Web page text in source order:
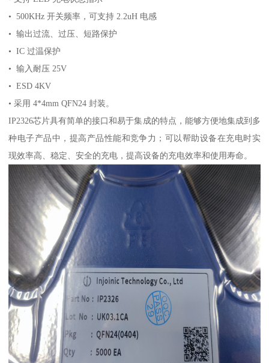
• 500KHz 开关频率，可支持 2.2uH 电感
• 输出过流、过压、短路保护
• IC 过温保护
• 输入耐压 25V
• ESD 4KV
• 采用 4*4mm QFN24 封装。
IP2326芯片具有简单的接口和易于集成的特点，能够方便地集成到多
种电子产品中，提高产品性能和竞争力；可以帮助设备在充电时实
现效率高、稳定、安全的充电，提高设备的充电效率和使用寿命。